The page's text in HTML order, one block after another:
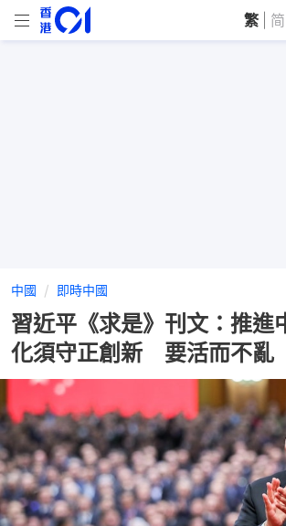
繁 简
中國 即時中國
習近平《求是》刊文：推進
化須守正創新 要活而不亂